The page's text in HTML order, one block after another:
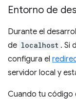
Entorno de
Durante el
de localhost . Si
configura el
servidor local y
Cuando tu código